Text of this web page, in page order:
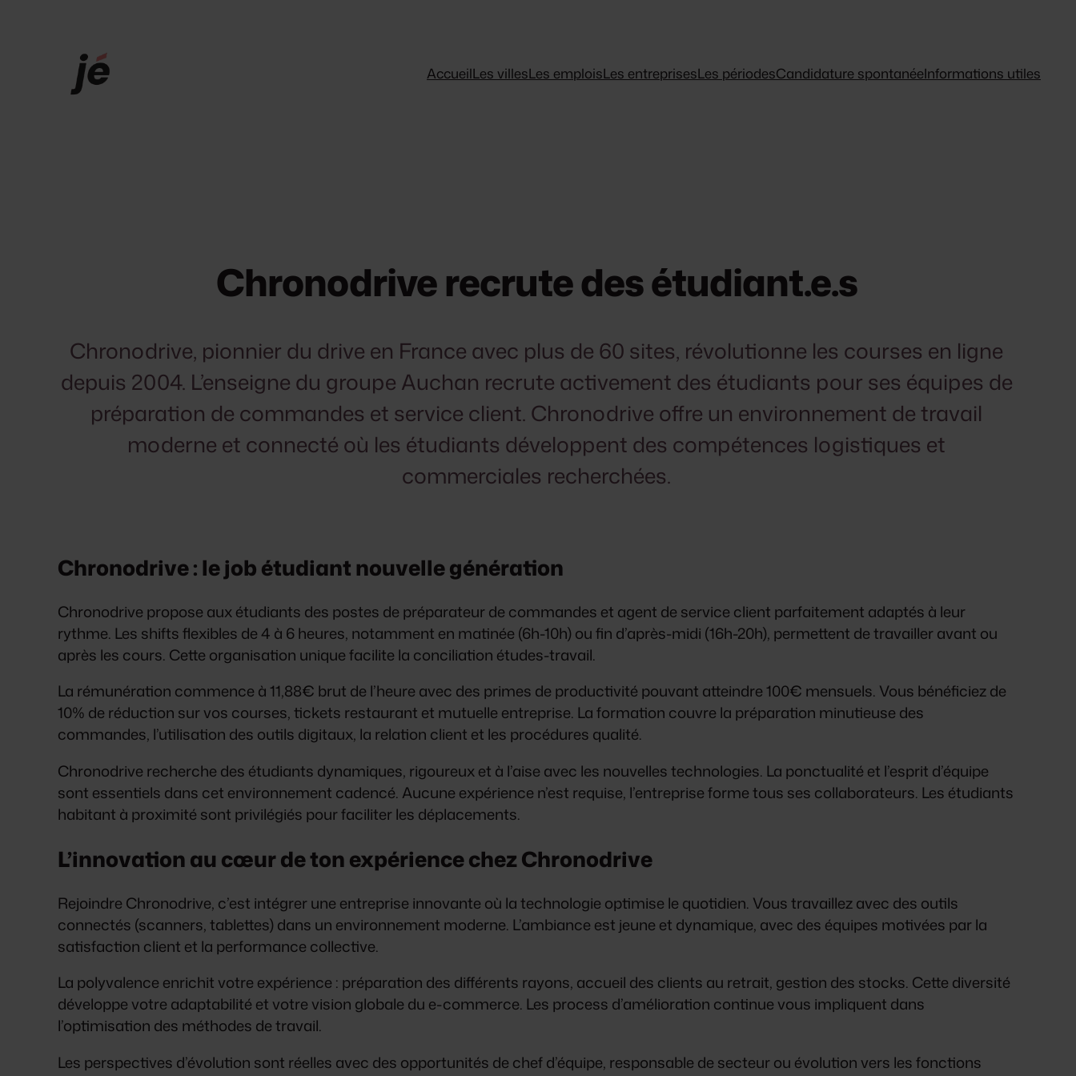
AccueilLes villesLes emploisLes entreprisesLes périodesCandidature spontanéeInformations utiles
Chronodrive recrute des étudiant.e.s
Chronodrive, pionnier du drive en France avec plus de 60 sites, révolutionne les courses en ligne
depuis 2004. L’enseigne du groupe Auchan recrute activement des étudiants pour ses équipes de
préparation de commandes et service client. Chronodrive offre un environnement de travail
moderne et connecté où les étudiants développent des compétences logistiques et
commerciales recherchées.
Chronodrive : le job étudiant nouvelle génération
Chronodrive propose aux étudiants des postes de préparateur de commandes et agent de service client parfaitement adaptés à leur
rythme. Les shifts flexibles de 4 à 6 heures, notamment en matinée (6h-10h) ou fin d’après-midi (16h-20h), permettent de travailler avant ou
après les cours. Cette organisation unique facilite la conciliation études-travail.
La rémunération commence à 11,88€ brut de l’heure avec des primes de productivité pouvant atteindre 100€ mensuels. Vous bénéficiez de
10% de réduction sur vos courses, tickets restaurant et mutuelle entreprise. La formation couvre la préparation minutieuse des
commandes, l’utilisation des outils digitaux, la relation client et les procédures qualité.
Chronodrive recherche des étudiants dynamiques, rigoureux et à l’aise avec les nouvelles technologies. La ponctualité et l’esprit d’équipe
sont essentiels dans cet environnement cadencé. Aucune expérience n’est requise, l’entreprise forme tous ses collaborateurs. Les étudiants
habitant à proximité sont privilégiés pour faciliter les déplacements.
L’innovation au cœur de ton expérience chez Chronodrive
Rejoindre Chronodrive, c’est intégrer une entreprise innovante où la technologie optimise le quotidien. Vous travaillez avec des outils
connectés (scanners, tablettes) dans un environnement moderne. L’ambiance est jeune et dynamique, avec des équipes motivées par la
satisfaction client et la performance collective.
La polyvalence enrichit votre expérience : préparation des différents rayons, accueil des clients au retrait, gestion des stocks. Cette diversité
développe votre adaptabilité et votre vision globale du e-commerce. Les process d’amélioration continue vous impliquent dans
l’optimisation des méthodes de travail.
Les perspectives d’évolution sont réelles avec des opportunités de chef d’équipe, responsable de secteur ou évolution vers les fonctions